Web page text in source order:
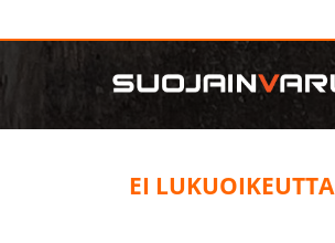
EI LUKUOIKEUTTA